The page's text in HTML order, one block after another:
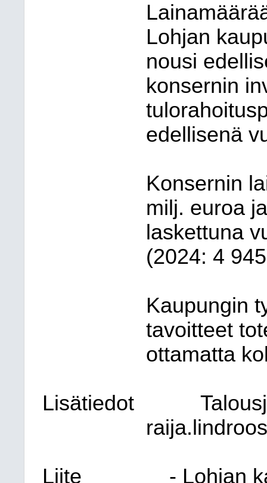
Lohjan
nousi
konsernin
edellisenä
Konsernin
milj. euroa
laskettuna
(2024: 4
Kaupungin
tavoitteet
ottamatta
Lisätiedot
Liite - Lohjan